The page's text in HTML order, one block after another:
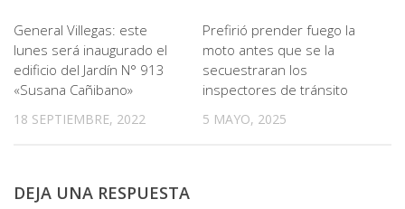
General Villegas: este
lunes será inaugurado el
edificio del Jardín N° 913
«Susana Cañibano»
18 SEPTIEMBRE, 2022
Prefirió prender fuego la
moto antes que se la
secuestraran los
inspectores de tránsito
5 MAYO, 2025
DEJA UNA RESPUESTA